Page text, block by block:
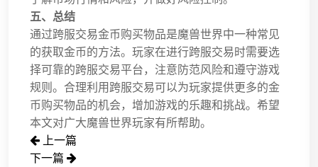
五、总结
通过跨服交易金币购买物品是魔兽世界中一种常见
的获取金币的方法。玩家在进行跨服交易时需要选
择可靠的跨服交易平台，注意防范风险和遵守游戏
规则。合理利用跨服交易可以为玩家提供更多的金
币购买物品的机会，增加游戏的乐趣和挑战。希望
本文对广大魔兽世界玩家有所帮助。
上一篇
下一篇